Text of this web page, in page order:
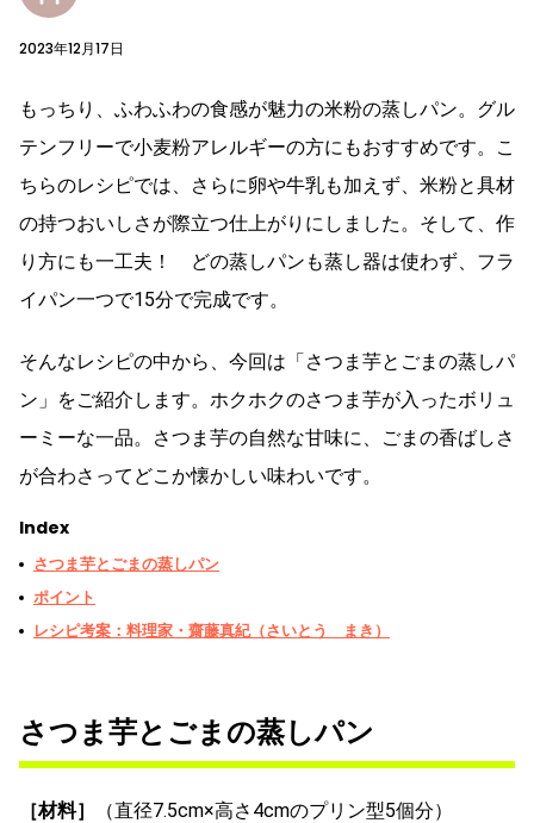
2023年12月17日
もっちり、ふわふわの食感が魅力の米粉の蒸しパン。グル
テンフリーで小麦粉アレルギーの方にもおすすめです。こ
ちらのレシピでは、さらに卵や牛乳も加えず、米粉と具材
の持つおいしさが際立つ仕上がりにしました。そして、作
り方にも一工夫！ どの蒸しパンも蒸し器は使わず、フラ
イパン一つで15分で完成です。
そんなレシピの中から、今回は「さつま芋とごまの蒸しパ
ン」をご紹介します。ホクホクのさつま芋が入ったボリュ
ーミーな一品。さつま芋の自然な甘味に、ごまの香ばしさ
が合わさってどこか懐かしい味わいです。
Index
さつま芋とごまの蒸しパン
ポイント
レシピ考案：料理家・齋藤真紀（さいとう まき）
さつま芋とごまの蒸しパン
［材料］
（直径7.5cm×高さ4cmのプリン型5個分）